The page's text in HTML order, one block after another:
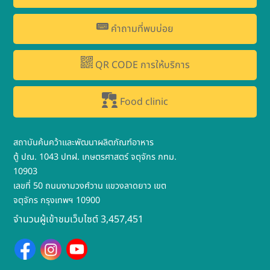
คำถามที่พบบ่อย
QR CODE การให้บริการ
Food clinic
สถาบันค้นคว้าและพัฒนาผลิตภัณฑ์อาหาร
ตู้ ปณ. 1043 ปทฝ. เกษตรศาสตร์ จตุจักร กทม.
10903
เลขที่ 50 ถนนงามวงศ์วาน แขวงลาดยาว เขต
จตุจักร กรุงเทพฯ 10900
จำนวนผู้เข้าชมเว็บไซต์ 3,457,451